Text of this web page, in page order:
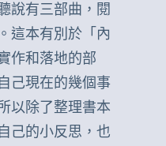
說有三部曲，閱
這本有別於「內
作和落地的部
己現在的幾個事
以除了整理書本
己的小反思，也